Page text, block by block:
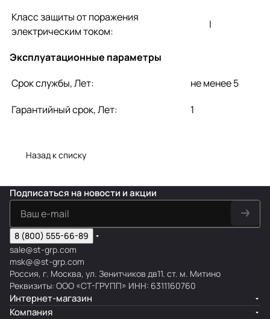
Класс защиты от поражения
электрическим током:
I
Эксплуатационные параметры
Срок службы, Лет:
не менее 5
Гарантийный срок, Лет:
1
Назад к списку
Подписаться на новости и акции
8 (800) 555-66-89
sale@st-grp.com
msk@@st-grp.com
Россия, г. Москва, ул. Зенитчиков дв11. ст. м. Митино
Реквизиты: ООО «СТ-ГРУПП» ИНН: 6311160760
Интернет-магазин
Компания